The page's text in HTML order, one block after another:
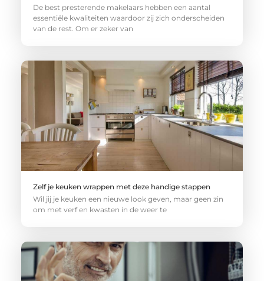
De best presterende makelaars hebben een aantal
essentiële kwaliteiten waardoor zij zich onderscheiden
van de rest. Om er zeker van
Zelf je keuken wrappen met deze handige stappen
Wil jij je keuken een nieuwe look geven, maar geen zin
om met verf en kwasten in de weer te